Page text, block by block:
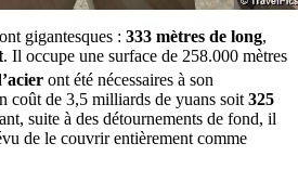
gigantesques : 333 mètres de long,
. Il occupe une surface de 258.000 mètres
ont été nécessaires à son
coût de 3,5 milliards de yuans soit 325
suite à des détournements de fond, il
de le couvrir entièrement comme